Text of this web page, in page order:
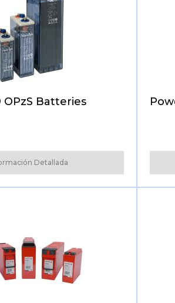
Batteries
Detallada